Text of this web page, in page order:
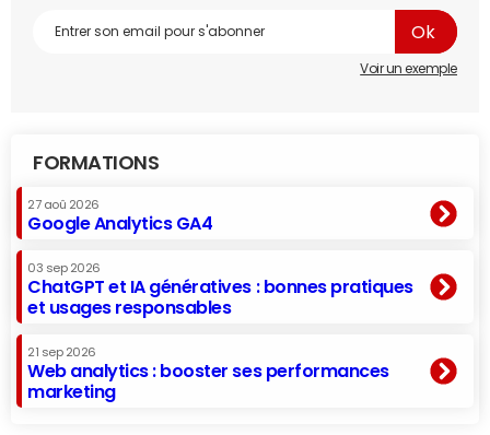
Voir un exemple
FORMATIONS
27 aoû 2026
Google Analytics GA4
03 sep 2026
ChatGPT et IA génératives : bonnes pratiques
et usages responsables
21 sep 2026
Web analytics : booster ses performances
marketing